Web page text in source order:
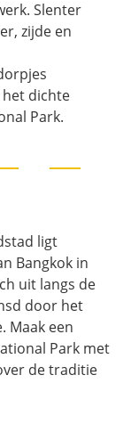
Slenter
zijde en
dichte
Park.
ligt
Bangkok in
uit langs de
door het
Maak een
Park met
de traditie